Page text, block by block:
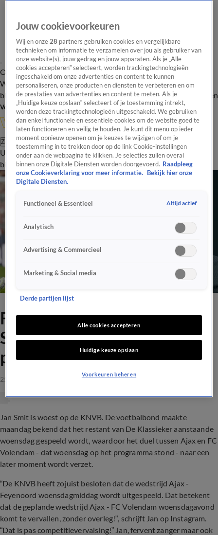
Overzicht Onze programma's Uitzendingen Onze gezichten
In de
WandelgangenInterviewsUitzending
bijwonenPodcastShopVeelgestelde vragenKijkersvraag insturen
Volg Vandaag Inside
Zoeken
UitzendingenVandaag InsideDe OranjezomerShopUitzending
bijwonen
FC Volendam-voorzitter Jan
Smit woest op KNVB: 'Dit is
pas competitievervalsing!
25 sep 2023, 16:34
Jan Smit is woest op de KNVB. De voetbalbond maakte
maandag bekend dat het restant van De Klassieker aanstaande
woensdag gespeeld wordt, waardoor het duel tussen Ajax en FC
Volendam - dat woensdag op het programma stond - naar een
later moment wordt verzet.
“De KNVB heeft zojuist besloten dat de wedstrijd Ajax -
Feyenoord woensdagmiddag wordt uitgespeeld. Dat betekent
dat de geplande wedstrijd Ajax - FC Volendam woensdagavond
komt te vervallen, zonder overleg!”, schrijft Jan op Instagram.
“Dat is pas competitievervalsing!” Jan, fervent zanger maar ook
Jouw cookievoorkeuren
Wij en onze28 partners gebruiken cookies en vergelijkbare
technieken om informatie te verzamelen over jou als gebruiker van
onze website(s), jouw gedrag en jouw apparaten. Als je „Alle
cookies accepteren” selecteert, worden trackingtechnologieën
ingeschakeld om onze advertenties en content te kunnen
personaliseren, onze producten en diensten te verbeteren en om
de prestaties van advertenties en content te meten. Als je
„Huidige keuze opslaan” selecteert of je toestemming intrekt,
worden deze trackingtechnologieën uitgeschakeld. We gebruiken
dan enkel functionele en essentiële cookies om de website goed te
laten functioneren en veilig te houden. Je kunt dit menu op ieder
moment opnieuw openen om je keuzes te wijzigen of om je
toestemming in te trekken door op de link Cookie-instellingen
onder aan de webpagina te klikken. Je selecties zullen overal
binnen onze Digitale Diensten worden doorgevoerd. Raadpleeg
onze Cookieverklaring voor meer informatie.
Bekijk hier onze
Digitale Diensten.
Functioneel & Essentieel Altijd actief
Analytisch
Advertising & Commercieel
Marketing & Social media
Derde partijen lijst
Alle cookies accepteren
Huidige keuze opslaan
Voorkeuren beheren